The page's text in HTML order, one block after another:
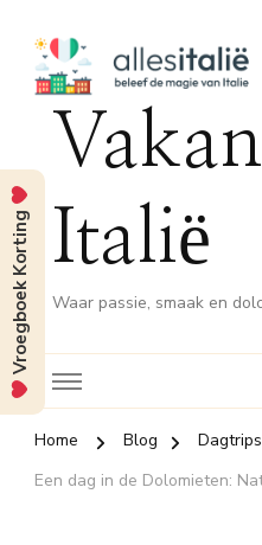
Italië
Waar passie, smaak en
Home Blog
Dagtrips
Een dag in de Dolomieten:
Vroegboek Korting